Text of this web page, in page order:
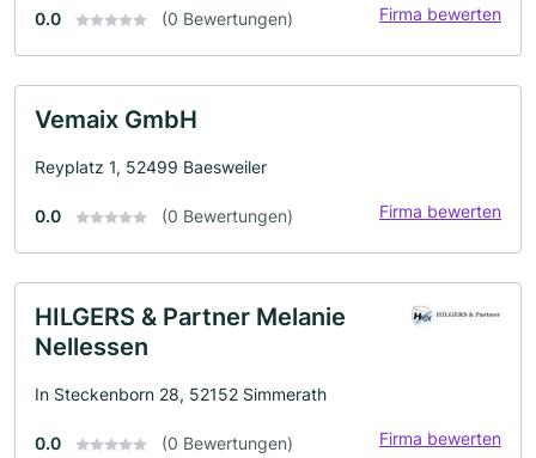
0.0 (0 Bewertungen) Firma bewerten
Vemaix GmbH
Reyplatz 1, 52499 Baesweiler
0.0 (0 Bewertungen) Firma bewerten
HILGERS & Partner Melanie
Nellessen
In Steckenborn 28, 52152 Simmerath
0.0 (0 Bewertungen) Firma bewerten